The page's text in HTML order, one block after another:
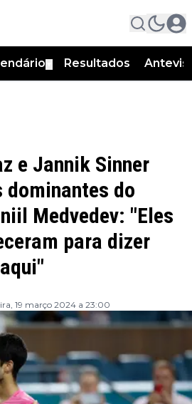
Resultados
e Jannik Sinner
do
Medvedev: "Eles
para dizer
19 março 2024 a 23:00